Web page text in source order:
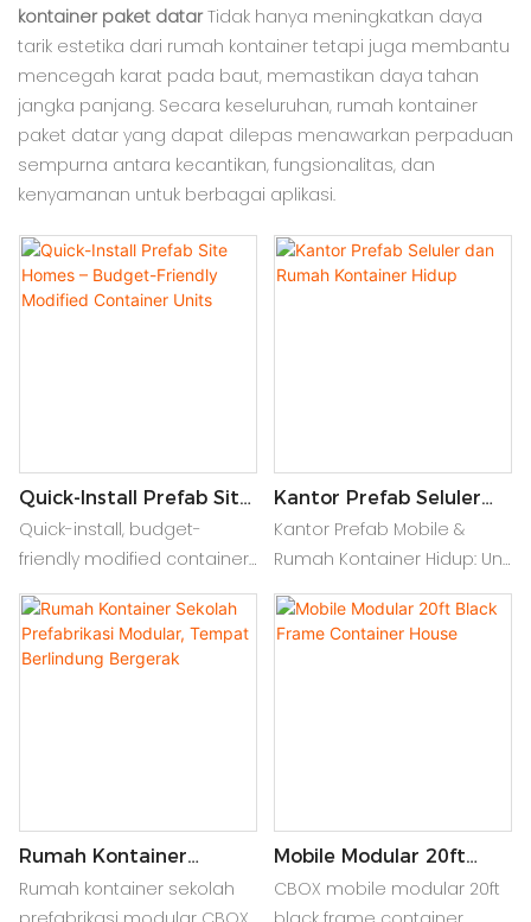
kontainer paket datarTidak hanya meningkatkan daya
tarik estetika dari rumah kontainer tetapi juga membantu
mencegah karat pada baut, memastikan daya tahan
jangka panjang. Secara keseluruhan, rumah kontainer
paket datar yang dapat dilepas menawarkan perpaduan
sempurna antara kecantikan, fungsionalitas, dan
kenyamanan untuk berbagai aplikasi.
‌Quick-Install Prefab Site
Homes – Budget-
Friendly Modified
Quick-install, budget-
friendly modified container
units: prefab site homes for
low-price houses, offices, or
eco-living. Durable eco-
Kantor Prefab Seluler
Dan Rumah Kontainer
Hidup
Kantor Prefab Mobile &
Rumah Kontainer Hidup: Unit
baja portabel yang dirakit
dengan cepat untuk ruang
kerja atau rumah. Solusi
Rumah Kontainer
Sekolah Prefabrikasi
Modular, Tempat
Rumah kontainer sekolah
Mobile Modular 20ft
Black Frame Container
House
CBOX mobile modular 20ft